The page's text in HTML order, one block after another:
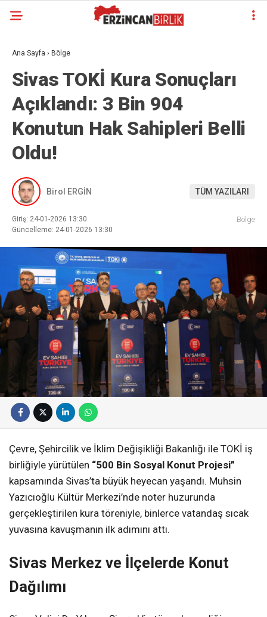
Ana Sayfa › Bölge
Sivas TOKİ Kura Sonuçları
Açıklandı: 3 Bin 904
Konutun Hak Sahipleri Belli
Oldu!
Birol ERGİN TÜM YAZILARI
Giriş: 24-01-2026 13:30
Güncelleme: 24-01-2026 13:30
Bölge
Çevre, Şehircilik ve İklim Değişikliği Bakanlığı ile TOKİ iş
birliğiyle yürütülen “500 Bin Sosyal Konut Projesi”
kapsamında Sivas’ta büyük heyecan yaşandı. Muhsin
Yazıcıoğlu Kültür Merkezi’nde noter huzurunda
gerçekleştirilen kura töreniyle, binlerce vatandaş sıcak
yuvasına kavuşmanın ilk adımını attı.
Sivas Merkez ve İlçelerde Konut
Dağılımı